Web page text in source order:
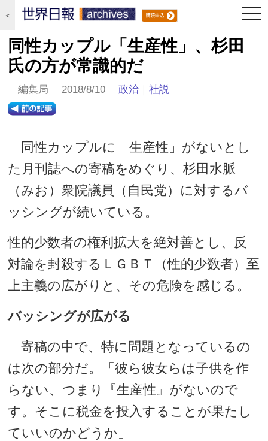
＜
同性カップル「生産性」、杉田
氏の方が常識的だ
編集局 2018/8/10政治 ｜社説
同性カップルに「生産性」がないとし
た月刊誌への寄稿をめぐり、杉田水脈
（みお）衆院議員（自民党）に対するバ
ッシングが続いている。
性的少数者の権利拡大を絶対善とし、反
対論を封殺するＬＧＢＴ（性的少数者）至
上主義の広がりと、その危険を感じる。
バッシングが広がる
寄稿の中で、特に問題となっているの
は次の部分だ。「彼ら彼女らは子供を作
らない、つまり『生産性』がないので
す。そこに税金を投入することが果たし
ていいのかどうか」